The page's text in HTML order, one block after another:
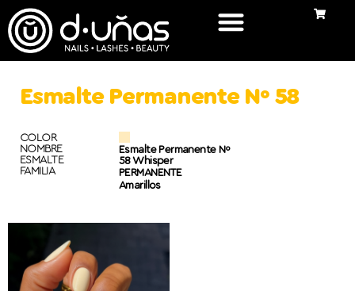
Esmalte Permanente Nº 58
COLOR
NOMBRE
ESMALTE
FAMILIA
Esmalte Permanente Nº
58 Whisper
PERMANENTE
Amarillos